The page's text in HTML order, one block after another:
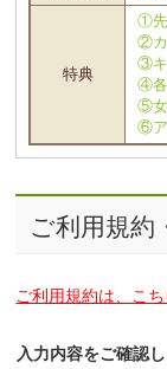
特典
①先
②カ
③キ
④各
⑤女
⑥ア
ご利用規約
ご利用規約は、こち
入力内容をご確認